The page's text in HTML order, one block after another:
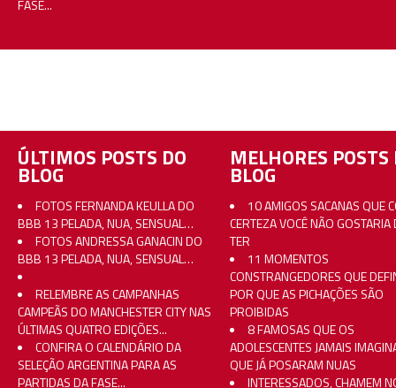
FASE...
ÚLTIMOS POSTS DO
BLOG
FOTOS FERNANDA KEULLA DO
BBB 13 PELADA, NUA, SENSUAL…
FOTOS ANDRESSA GANACIN DO
BBB 13 PELADA, NUA, SENSUAL…
RELEMBRE AS CAMPANHAS
CAMPEÃS DO MANCHESTER CITY NAS
ÚLTIMAS QUATRO EDIÇÕES...
CONFIRA O CALENDÁRIO DA
SELEÇÃO ARGENTINA PARA AS
PARTIDAS DA FASE...
MELHORES POSTS
BLOG
10 AMIGOS SACANAS QUE
CERTEZA VOCÊ NÃO GOSTARIA
TER
11 MOMENTOS
CONSTRANGEDORES QUE
POR QUE AS PICHAÇÕES SÃO
PROIBIDAS
8 FAMOSAS QUE OS
ADOLESCENTES JAMAIS
QUE JÁ POSARAM NUAS
INTERESSADOS, CHAMEM